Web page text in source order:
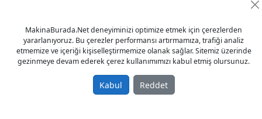
8x adet penomatik mengene ünitesi
Makine agırlık: 5000 kg.
https://youtu.be/z0pKbUwCW3M
https://www.youtube.com/channel/
MakinaBurada.Net deneyiminizi optimize etmek için çerezlerden
yararlanıyoruz. Bu çerezler performansı artırmamıza, trafiği analiz
etmemize ve içeriği kişiselleştirmemize olanak sağlar. Sitemiz üzerinde
gezinmeye devam ederek çerez kullanımımızı kabul etmiş olursunuz.
Kabul Reddet